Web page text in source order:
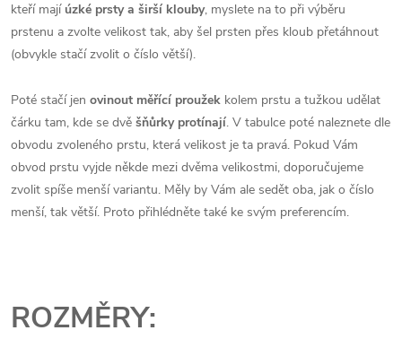
kteří mají úzké prsty a širší klouby, myslete na to při výběru
prstenu a zvolte velikost tak, aby šel prsten přes kloub přetáhnout
(obvykle stačí zvolit o číslo větší).
Poté stačí jen ovinout měřící proužek kolem prstu a tužkou udělat
čárku tam, kde se dvě šňůrky protínají. V tabulce poté naleznete dle
obvodu zvoleného prstu, která velikost je ta pravá. Pokud Vám
obvod prstu vyjde někde mezi dvěma velikostmi, doporučujeme
zvolit spíše menší variantu. Měly by Vám ale sedět oba, jak o číslo
menší, tak větší. Proto přihlédněte také ke svým preferencím.
ROZMĚRY: